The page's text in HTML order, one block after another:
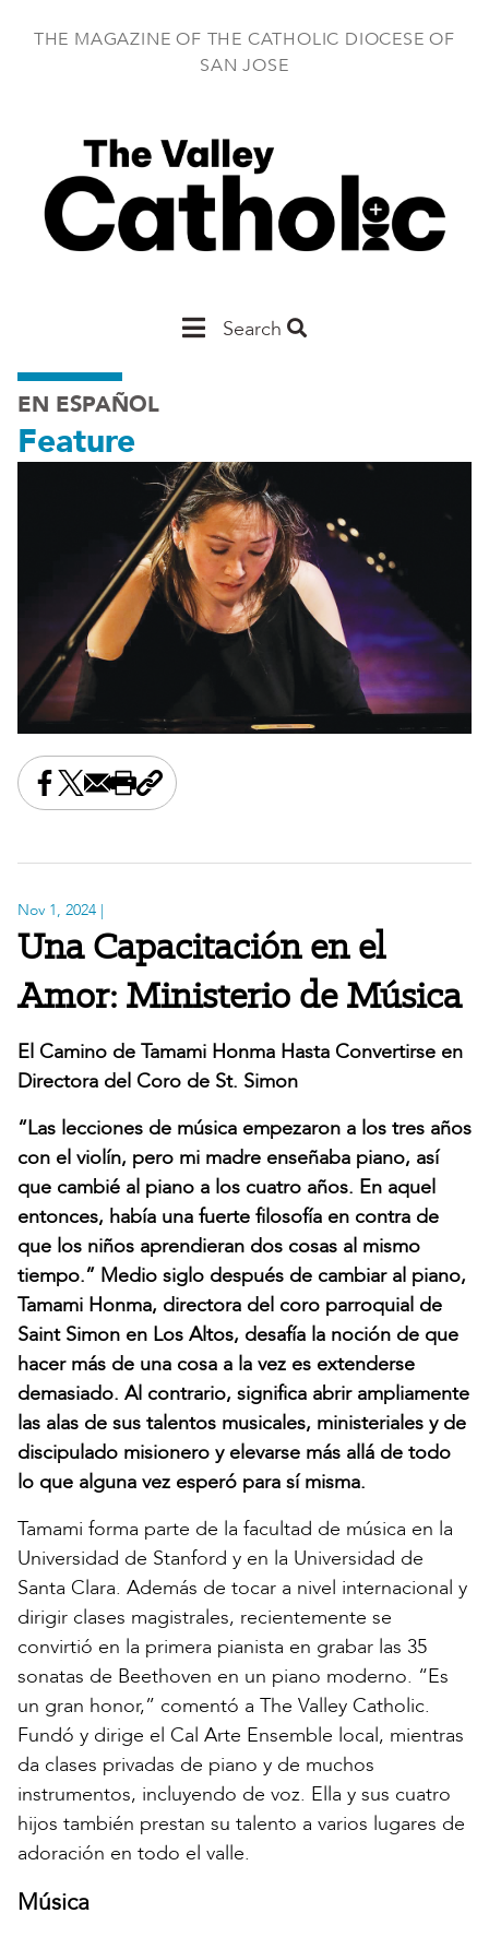
THE MAGAZINE OF THE CATHOLIC DIOCESE OF
SAN JOSE
MainSearch
EN ESPAÑOL
Feature
Share this on Facebook
Share this on X
Share this by email
Print this page
Copy the page address
Nov 1, 2024 |
Una Capacitación en el
Amor: Ministerio de Música
El Camino de Tamami Honma Hasta Convertirse en
Directora del Coro de St. Simon
“Las lecciones de música empezaron a los tres años
con el violín, pero mi madre enseñaba piano, así
que cambié al piano a los cuatro años. En aquel
entonces, había una fuerte filosofía en contra de
que los niños aprendieran dos cosas al mismo
tiempo.” Medio siglo después de cambiar al piano,
Tamami Honma, directora del coro parroquial de
Saint Simon en Los Altos, desafía la noción de que
hacer más de una cosa a la vez es extenderse
demasiado. Al contrario, significa abrir ampliamente
las alas de sus talentos musicales, ministeriales y de
discipulado misionero y elevarse más allá de todo
lo que alguna vez esperó para sí misma.
Tamami forma parte de la facultad de música en la
Universidad de Stanford y en la Universidad de
Santa Clara. Además de tocar a nivel internacional y
dirigir clases magistrales, recientemente se
convirtió en la primera pianista en grabar las 35
sonatas de Beethoven en un piano moderno. “Es
un gran honor,” comentó a The Valley Catholic.
Fundó y dirige el Cal Arte Ensemble local, mientras
da clases privadas de piano y de muchos
instrumentos, incluyendo de voz. Ella y sus cuatro
hijos también prestan su talento a varios lugares de
adoración en todo el valle.
Música